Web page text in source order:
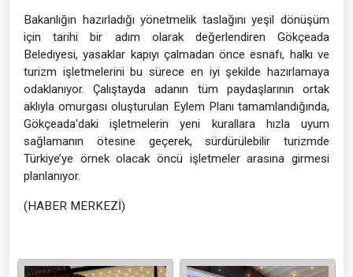
Bakanlığın hazırladığı yönetmelik taslağını yeşil dönüşüm
için tarihi bir adım olarak değerlendiren Gökçeada
Belediyesi, yasaklar kapıyı çalmadan önce esnafı, halkı ve
turizm işletmelerini bu sürece en iyi şekilde hazırlamaya
odaklanıyor. Çalıştayda adanın tüm paydaşlarının ortak
aklıyla omurgası oluşturulan Eylem Planı tamamlandığında,
Gökçeada'daki işletmelerin yeni kurallara hızla uyum
sağlamanın ötesine geçerek, sürdürülebilir turizmde
Türkiye’ye örnek olacak öncü işletmeler arasına girmesi
planlanıyor.
(HABER MERKEZİ)